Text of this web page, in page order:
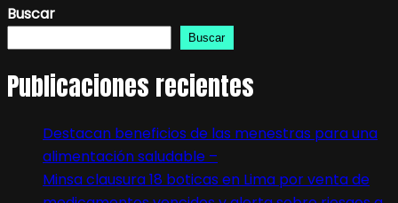
Buscar
Buscar
Publicaciones recientes
Destacan beneficios de las menestras para una
alimentación saludable –
Minsa clausura 18 boticas en Lima por venta de